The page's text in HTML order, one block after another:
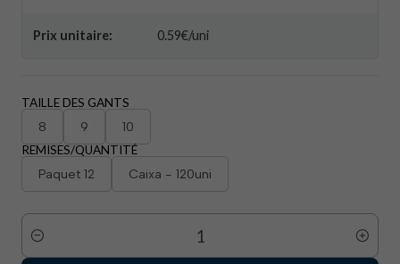
Prix ​​unitaire: 0.59€/uni
TAILLE DES GANTS
8 9 10
REMISES/QUANTITÉ
Paquet 12 Caixa - 120uni
Quantité